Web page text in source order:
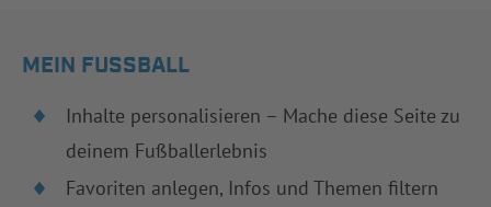
MEIN FUSSBALL
Inhalte personalisieren – Mache diese Seite zu
deinem Fußballerlebnis
Favoriten anlegen, Infos und Themen filtern